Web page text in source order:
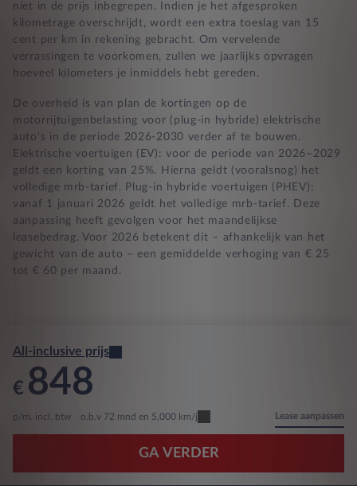
niet in de prijs inbegrepen. Indien je het afgesproken
kilometrage overschrijdt, wordt een extra toeslag van 15
cent per km in rekening gebracht. Om vervelende
verrassingen te voorkomen, zullen we jaarlijks opvragen
hoeveel kilometers je inmiddels hebt gereden.
De overheid is van plan de kortingen op de
motorrijtuigenbelasting voor (plug-in hybride) elektrische
auto’s in de periode 2026-2030 verder af te bouwen.
Elektrische voertuigen (EV): voor de periode van 2026–2029
geldt een korting van 25%. Hierna geldt (vooralsnog) het
volledige mrb-tarief. Plug-in hybride voertuigen (PHEV):
vanaf 1 januari 2026 geldt het volledige mrb-tarief. Deze
aanpassing heeft gevolgen voor het maandelijkse
leasebedrag. Voor 2026 betekent dit – afhankelijk van het
gewicht van de auto – een gemiddelde verhoging van € 25
tot € 60 per maand.
All-inclusive prijs
€ 848
p/m. incl. btw o.b.v 72 mnd en 5,000 km/j Lease aanpassen
GA VERDER